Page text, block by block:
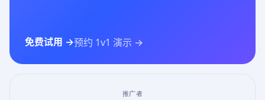
免费试用 →预约 1v1 演示 →
推广者